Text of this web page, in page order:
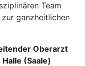
Team
ganzheitlichen
Oberarzt
(Saale)